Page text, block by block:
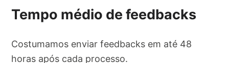
Tempo médio de feedbacks
Costumamos enviar feedbacks em até 48
horas após cada processo.